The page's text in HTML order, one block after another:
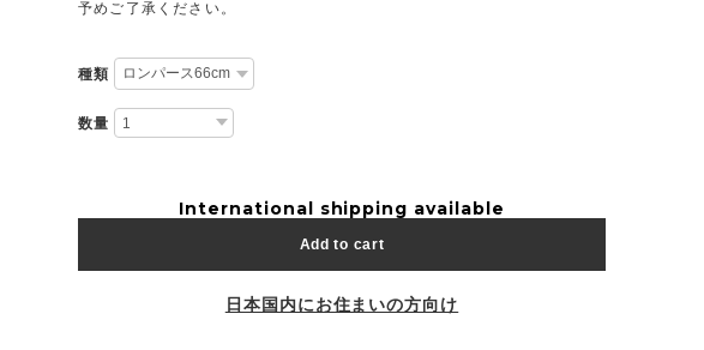
予めご了承ください。
種類
数量
International shipping available
Add to cart
日本国内にお住まいの方向け